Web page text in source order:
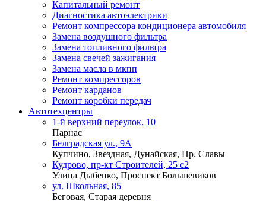
Капитальный ремонт
Диагностика автоэлектрики
Ремонт компрессора кондиционера автомобиля
Замена воздушного фильтра
Замена топливного фильтра
Замена свечей зажигания
Замена масла в мкпп
Ремонт компрессоров
Ремонт карданов
Ремонт коробки передач
Автотехцентры
1-й верхний переулок, 10
Парнас
Белградская ул., 9А
Купчино, Звездная, Дунайская, Пр. Славы
Кудрово, пр-кт Строителей, 25 с2
Улица Дыбенко, Проспект Большевиков
ул. Школьная, 85
Беговая, Старая деревня